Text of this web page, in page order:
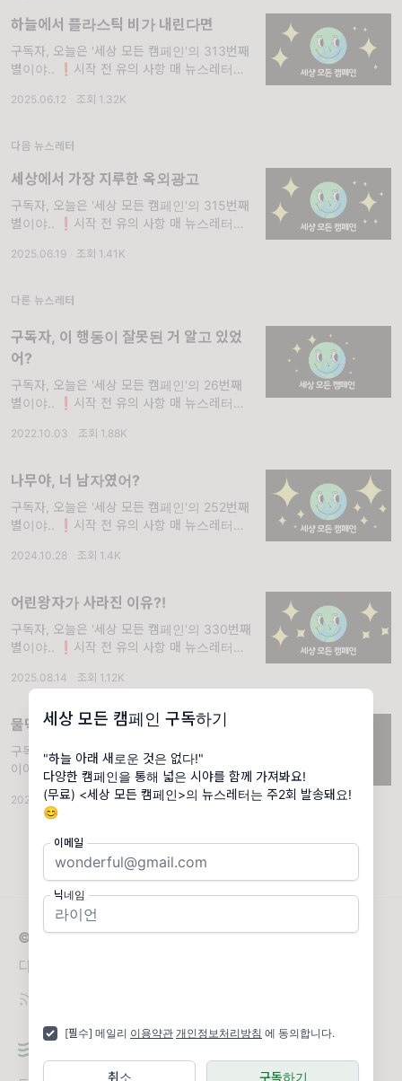
세상 모든 캠페인 구독하기
"하늘 아래 새로운 것은 없다!"
다양한 캠페인을 통해 넓은 시야를 함께 가져봐요!
(무료) <세상 모든 캠페인>의 뉴스레터는 주2회 발송돼요!
😊
이메일
닉네임
[필수] 메일리 이용약관 개인정보처리방침 에 동의합니다.
구독하기
취소
하늘에서 플라스틱 비가 내린다면
구독자, 오늘은 '세상 모든 캠페인'의 313번째
별이야.. ❗시작 전 유의 사항 매 뉴스레터마다
>을 처음 보는 사람들은 이해가 안 될 것 같은
2025.06.12 조회 1.32K
다음 뉴스레터
세상에서 가장 지루한 옥외광고
구독자, 오늘은 '세상 모든 캠페인'의 315번째
별이야.. ❗시작 전 유의 사항 매 뉴스레터마다
>을 처음 보는 사람들은 이해가 안 될 것 같은
2025.06.19 조회 1.41K
다른 뉴스레터
구독자, 이 행동이 잘못된 거 알고 있었
어?
구독자, 오늘은 '세상 모든 캠페인'의 26번째
별이야.. ❗시작 전 유의 사항 매 뉴스레터마다
>을 처음 보는 사람들은 이해가 안 될 것 같은
2022.10.03 조회 1.88K
나무야, 너 남자였어?
구독자, 오늘은 '세상 모든 캠페인'의 252번째
별이야.. ❗시작 전 유의 사항 매 뉴스레터마다
>을 처음 보는 사람들은 이해가 안 될 것 같은
2024.10.28 조회 1.4K
어린왕자가 사라진 이유?!
구독자, 오늘은 '세상 모든 캠페인'의 330번째
별이야.. ❗시작 전 유의 사항 매 뉴스레터마다
>을 처음 보는 사람들은 이해가 안 될 것 같은
2025.08.14 조회 1.12K
물먹는 하마X 물먹는 포스터O
구독자, 오늘은 '세상 모든 캠페인'의 12번째 별
이야.. ❗시작 전 유의 사항 매 뉴스레터마다
중복되는 문장이 있을 거야. <세상 모든 캠페인
>을 처음 보는 사람들은 이해가 안 될 것 같은
부분과 내가 꼭 전달하고 싶은 부분의 텍스트는
2022.08.31 · 조회 2.16K
© 2026 세상 모든 캠페인
다양한 캠페인을 소개해 드릴게요😊